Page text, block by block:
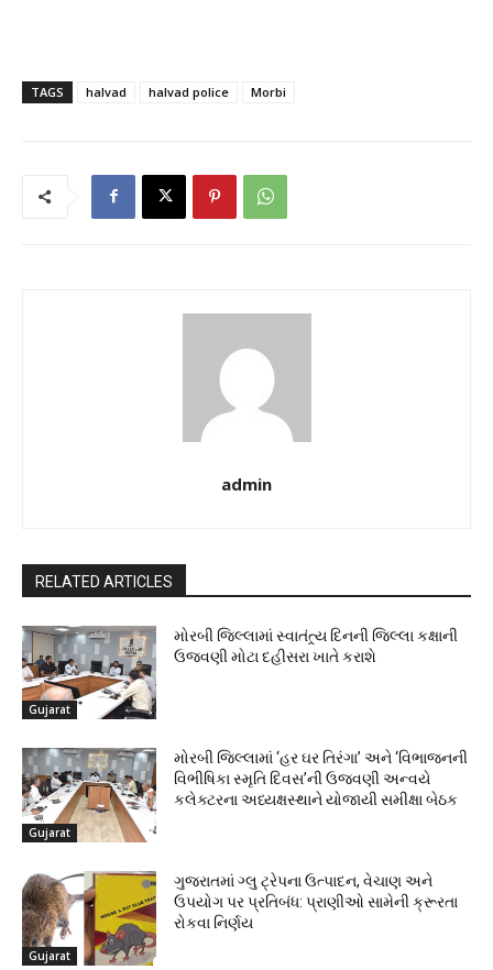
TAGS halvad halvad police Morbi
admin
RELATED ARTICLES
Gujarat
મોરબી જિલ્લામાં સ્વાતંત્ર્ય દિનની જિલ્લા કક્ષાની
ઉજવણી મોટા દહીસરા ખાતે કરાશે
Gujarat
મોરબી જિલ્લામાં ‘હર ઘર તિરંગા’ અને ‘વિભાજનની
વિભીષિકા સ્મૃતિ દિવસ’ની ઉજવણી અન્વયે
કલેક્ટરના અધ્યક્ષસ્થાને યોજાયી સમીક્ષા બેઠક
Gujarat
ગુજરાતમાં ગ્લુ ટ્રેપના ઉત્પાદન, વેચાણ અને
ઉપયોગ પર પ્રતિબંધ: પ્રાણીઓ સામેની ક્રૂરતા
રોકવા નિર્ણય